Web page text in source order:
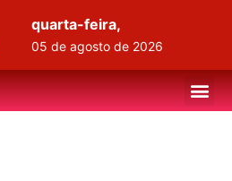
quarta-feira,
05 de agosto de 2026